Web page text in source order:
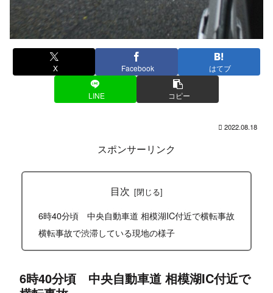
X Facebook はてブ
LINE コピー
2022.08.18
スポンサーリンク
目次
6時40分頃 中央自動車道 相模湖IC付近で横転事故
横転事故で渋滞している現地の様子
6時40分頃 中央自動車道 相模湖IC付近で